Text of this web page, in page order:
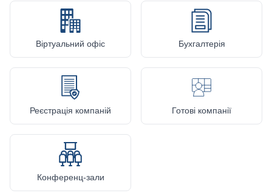
Віртуальний офіс Бухгалтерія
Реєстрація компаній Готові компанії
Конференц-зали